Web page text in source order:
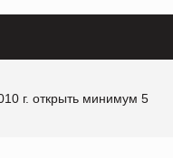
г. открыть минимум 5